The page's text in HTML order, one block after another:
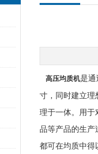
高压均质机是通
寸，同时建立理
理于一体。
用于
品等产品的生产
都可在均质中得